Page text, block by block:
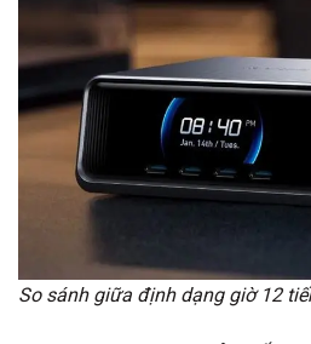
So sánh giữa định dạng giờ 12